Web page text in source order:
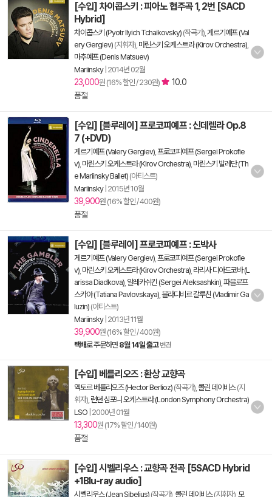
[수입] 차이콥스키 : 피아노 협주곡 1, 2번 [SACD
Hybrid]
차이콥스키 (Pyotr Ilyich Tchaikovsky) (작곡가), 게르기예프 (Val
ery Gergiev) (지휘자), 마린스키 오케스트라 (Kirov Orchestra)
마추예프 (Denis Matsuev)
Mariinsky| 2014년 02월
23,000원 (16% 할인 / 230원)
10.0
품절
[수입] [블루레이] 프로코피예프 : 신데렐라 Op.8
7 (+DVD)
게르기예프 (Valery Gergiev) 프로코피예프 (Sergei Prokofie
v) 마린스키 오케스트라 (Kirov Orchestra) 마린스키 발레단 (Th
e Mariinsky Ballet) (아티스트)
Mariinsky| 2015년 10월
39,900원 (16% 할인 / 400원)
품절
[수입] [블루레이] 프로코피예프 : 도박사
게르기예프 (Valery Gergiev) 프로코피예프 (Sergei Prokofie
v) 마린스키 오케스트라 (Kirov Orchestra) 라리사 디아드코바 (L
arissa Diadkova) 알레카쉬킨 (Sergei Aleksashkin) 파블로프
스카야 (Tatiana Pavlovskaya) 블라디비르 갈루친 (Vladimir Ga
luzin) (아티스트)
Mariinsky| 2013년 11월
39,900원 (16% 할인 / 400원)
택배로 주문하면 8월 14일 출고 변경
[수입] 베를리오즈 : 환상 교향곡
엑토르 베를리오즈 (Hector Berlioz) (작곡가), 콜린 데이비스(지
휘자), 런던 심포니 오케스트라 (London Symphony Orchestra)
LSO 2000년 01월
13,300원 (17% 할인 / 140원)
품절
[수입] 시벨리우스 : 교향곡 전곡 [5SACD Hybrid
+1Blu-ray audio]
시벨리우스 (Jean Sibelius) (작곡가), 콜린 데이비스(지휘자), 모